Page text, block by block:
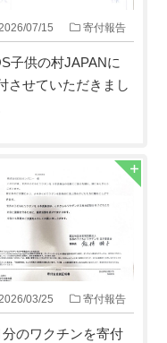
07/15 寄付報告
子供の村JAPANに
させていただきまし
03/25 寄付報告
分のワクチンを寄付